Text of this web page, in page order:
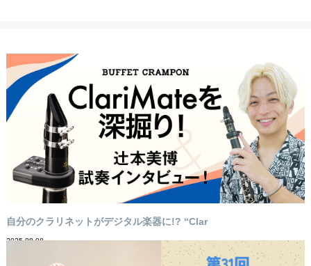
自分のクラリネットがデジタル楽器に!? “Clar
2025-08-08